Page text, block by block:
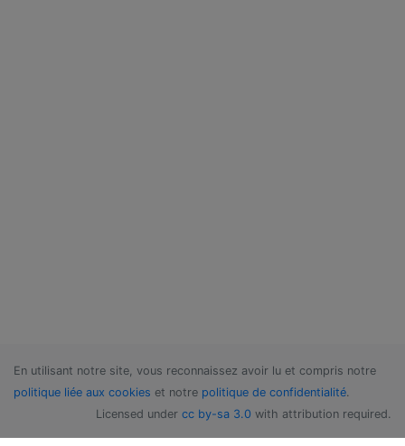
En utilisant notre site, vous reconnaissez avoir lu et compris notre
politique liée aux cookies et notre politique de confidentialité.
Licensed under cc by-sa 3.0 with attribution required.